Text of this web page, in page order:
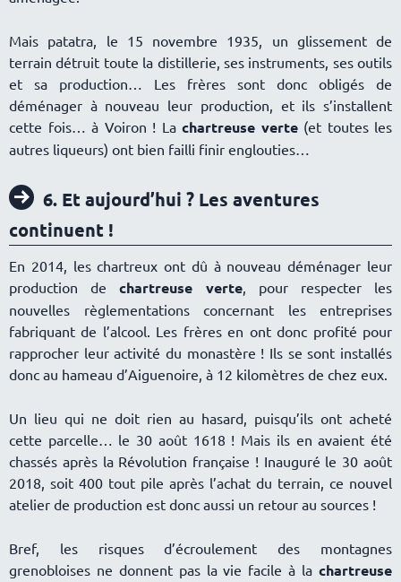
Mais patatra, le 15 novembre 1935, un glissement de
terrain détruit toute la distillerie, ses instruments, ses outils
et sa production… Les frères sont donc obligés de
déménager à nouveau leur production, et ils s’installent
cette fois… à Voiron ! La chartreuse verte(et toutes les
autres liqueurs) ont bien failli finir englouties
6. Et aujourd’hui ? Les aventures
continuent !
En 2014, les chartreux ont dû à nouveau déménager leur
production dechartreuse verte, pour respecter les
nouvelles règlementations concernant les entreprises
fabriquant de l’alcool. Les frères en ont donc profité pour
rapprocher leur activité du monastère ! Ils se sont installés
donc au hameau d’Aiguenoire, à 12 kilomètres de chez eux.
Un lieu qui ne doit rien au hasard, puisqu’ils ont acheté
cette parcelle… le 30 août 1618 ! Mais ils en avaient été
chassés après la Révolution française ! Inauguré le 30 août
2018, soit 400 tout pile après l’achat du terrain, ce nouvel
atelier de production est donc aussi un retour au sources !
Bref, les risques d’écroulement des montagnes
grenobloises ne donnent pas la vie facile à la chartreuse